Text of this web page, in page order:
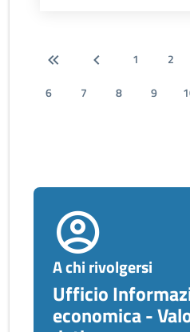
1 2
6
7 8 9
A chi rivolgersi
Ufficio
economica -